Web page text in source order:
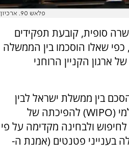
פלאש 90. ארכיון
סופית, קובעת תפקידים
שאלו הוסכמו בין הממשלה
ארגון הקניין הרוחני
נחתם הסכם בין ממשלת ישראל לבין
ארגון הקניין הרוחני העולמי (WIPO) להפיכתה של
ולבחינה מקדימה על פי
בענייני פטנטים (אמנת ה-